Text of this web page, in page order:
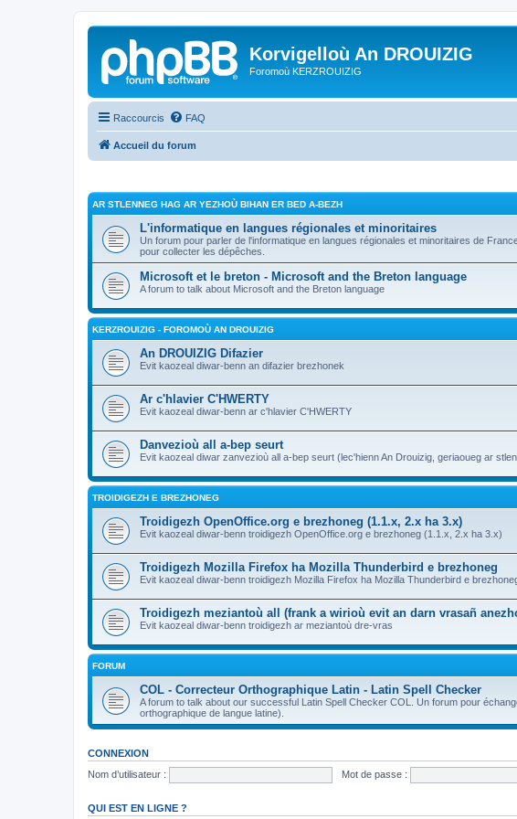
Korvigelloù An DROUIZIG
Foromoù KERZROUIZIG
Raccourcis FAQ
Accueil du forum
AR STLENNEG HAG AR YEZHOÙ BIHAN ER BED A-BEZH
L'informatique en langues régionales et minoritaires
Un forum pour parler de l'informatique en langues régionales et minoritaires de
pour collecter les dépêches.
Microsoft et le breton - Microsoft and the Breton language
A forum to talk about Microsoft and the Breton language
KERZROUIZIG - FOROMOÙ AN DROUIZIG
An DROUIZIG Difazier
Evit kaozeal diwar-benn an difazier brezhonek
Ar c'hlavier C'HWERTY
Evit kaozeal diwar-benn ar c'hlavier C'HWERTY
Danvezioù all a-bep seurt
Evit kaozeal diwar zanvezioù all a-bep seurt (lec'hienn An Drouizig, geriaoueg ar
TROIDIGEZH E BREZHONEG
Troidigezh OpenOffice.org e brezhoneg (1.1.x, 2.x ha 3.x)
Evit kaozeal diwar-benn troidigezh OpenOffice.org e brezhoneg (1.1.x, 2.x ha 3.x)
Troidigezh Mozilla Firefox ha Mozilla Thunderbird e brezhoneg
Evit kaozeal diwar-benn troidigezh Mozilla Firefox ha Mozilla Thunderbird e
Troidigezh meziantoù all (frank a wirioù evit an darn vrasañ
Evit kaozeal diwar-benn troidigezh ar meziantoù dre-vras
FORUM
COL - Correcteur Orthographique Latin - Latin Spell Checker
A forum to talk about our successful Latin Spell Checker COL. Un forum pour
orthographique de langue latine).
CONNEXION
Nom d’utilisateur :
Mot de passe :
QUI EST EN LIGNE ?